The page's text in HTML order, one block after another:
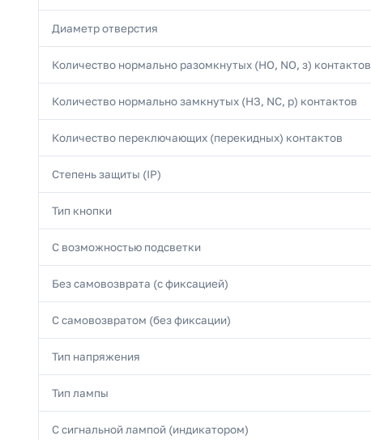
Диаметр отверстия
Количество нормально разомкнутых (НО, NO, з) контактов
Количество нормально замкнутых (НЗ, NC, р) контактов
Количество переключающих (перекидных) контактов
Степень защиты (IP)
Тип кнопки
С возможностью подсветки
Без самовозврата (с фиксацией)
С самовозвратом (без фиксации)
Тип напряжения
Тип лампы
С сигнальной лампой (индикатором)